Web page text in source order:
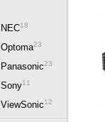
NEC18
Optoma23
Panasonic23
Sony11
ViewSonic12